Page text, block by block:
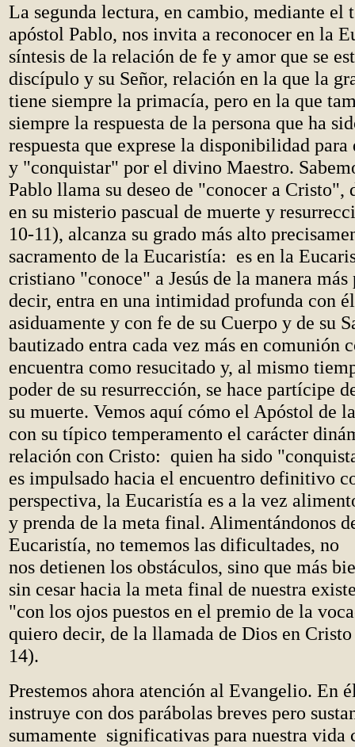
La segunda lectura, en cambio, mediante el
apóstol Pablo, nos invita a reconocer en la
síntesis de la relación de fe y amor que se
discípulo y su Señor, relación en la que la
tiene siempre la primacía, pero en la que
siempre la respuesta de la persona que ha
respuesta que exprese la disponibilidad
y "conquistar" por el divino Maestro.
Pablo llama su deseo de "conocer a Cristo",
en su misterio pascual de muerte y
10-11), alcanza su grado más alto
sacramento de la Eucaristía: es en la
cristiano "conoce" a Jesús de la manera más
decir, entra en una intimidad profunda con
asiduamente y con fe de su Cuerpo y de su
bautizado entra cada vez más en comunión
encuentra como resucitado y, al mismo
poder de su resurrección, se hace partícipe
su muerte. Vemos aquí cómo el Apóstol de
con su típico temperamento el carácter
relación con Cristo: quien ha sido
es impulsado hacia el encuentro definitivo
perspectiva, la Eucaristía es a la vez
y prenda de la meta final. Alimentándonos
Eucaristía, no tememos las dificultades, no
nos detienen los obstáculos, sino que más
sin cesar hacia la meta final de nuestra
"con los ojos puestos en el premio de la
quiero decir, de la llamada de Dios en Cristo
14).
Prestemos ahora atención al Evangelio. En
instruye con dos parábolas breves pero
sumamente significativas para nuestra